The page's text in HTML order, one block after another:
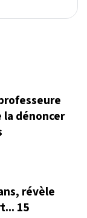
la dénoncer
révèle
15